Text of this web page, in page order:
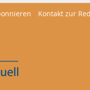
Kontakt zur